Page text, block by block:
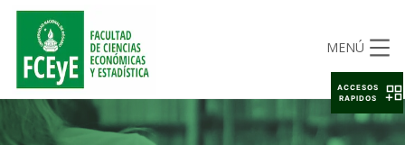
MENÚ
ACCESOS
RAPIDOS